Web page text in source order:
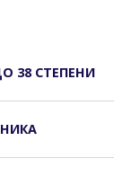
38 СТЕПЕНИ